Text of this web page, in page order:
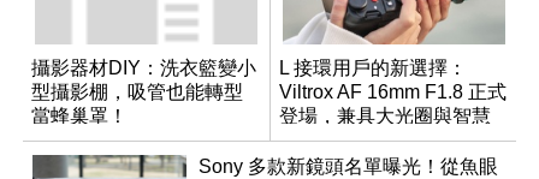
攝影器材DIY：洗衣籃變小
型攝影棚，吸管也能轉型
當蜂巢罩！
L 接環用戶的新選擇：
Viltrox AF 16mm F1.8 正式
登場，兼具大光圈與智慧
數位介面
Sony 多款新鏡頭名單曝光！從魚眼